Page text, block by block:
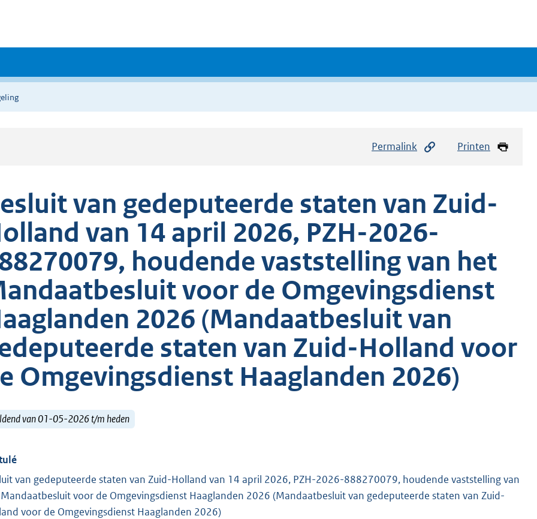
Permalink Printen
van gedeputeerde staten van Zuid-
van 14 april 2026, PZH-2026-
houdende vaststelling van het
voor de Omgevingsdienst
2026 (Mandaatbesluit van
staten van Zuid-Holland voor
Omgevingsdienst Haaglanden 2026)
van 01-05-2026 t/m heden
van gedeputeerde staten van Zuid-Holland van 14 april 2026, PZH-2026-888270079, houdende vaststelling van
voor de Omgevingsdienst Haaglanden 2026 (Mandaatbesluit van gedeputeerde staten van Zuid-
voor de Omgevingsdienst Haaglanden 2026)